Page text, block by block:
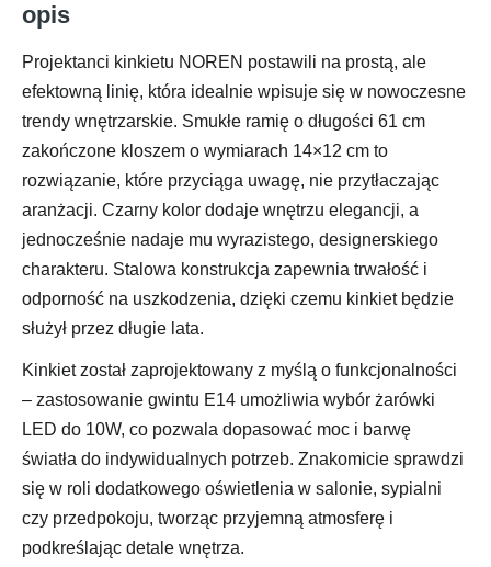
opis
Projektanci kinkietu NOREN postawili na prostą, ale
efektowną linię, która idealnie wpisuje się w nowoczesne
trendy wnętrzarskie. Smukłe ramię o długości 61 cm
zakończone kloszem o wymiarach 14×12 cm to
rozwiązanie, które przyciąga uwagę, nie przytłaczając
aranżacji. Czarny kolor dodaje wnętrzu elegancji, a
jednocześnie nadaje mu wyrazistego, designerskiego
charakteru. Stalowa konstrukcja zapewnia trwałość i
odporność na uszkodzenia, dzięki czemu kinkiet będzie
służył przez długie lata.
Kinkiet został zaprojektowany z myślą o funkcjonalności
– zastosowanie gwintu E14 umożliwia wybór żarówki
LED do 10W, co pozwala dopasować moc i barwę
światła do indywidualnych potrzeb. Znakomicie sprawdzi
się w roli dodatkowego oświetlenia w salonie, sypialni
czy przedpokoju, tworząc przyjemną atmosferę i
podkreślając detale wnętrza.